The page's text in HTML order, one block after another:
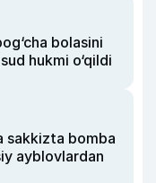
bolasini
hukmi o‘qildi
sakkizta bomba
ayblovlardan